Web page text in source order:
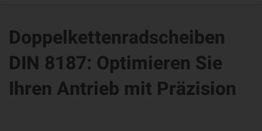
Doppelkettenradscheiben
DIN 8187: Optimieren Sie
Ihren Antrieb mit Präzision